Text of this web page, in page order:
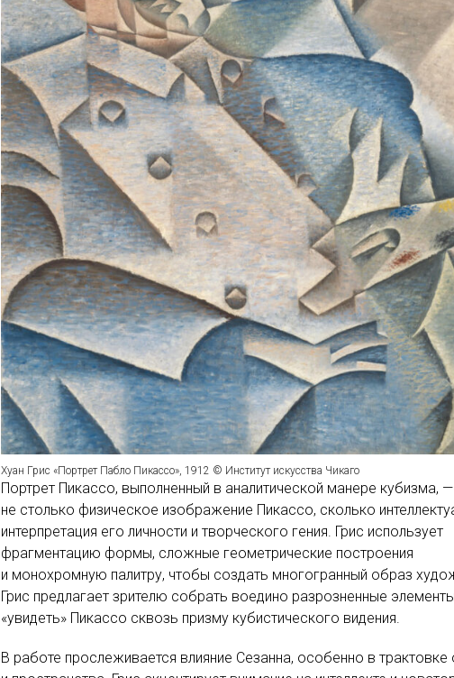
Хуан Грис «Портрет Пабло Пикассо», 1912 © Институт искусства Чикаго
Портрет Пикассо, выполненный в аналитической манере кубизма, —
не столько физическое изображение Пикассо, сколько
интерпретация его личности и творческого гения. Грис использует
фрагментацию формы, сложные геометрические построения
и монохромную палитру, чтобы создать многогранный образ
Грис предлагает зрителю собрать воедино разрозненные
«увидеть» Пикассо сквозь призму кубистического видения.
В работе прослеживается влияние Сезанна, особенно в